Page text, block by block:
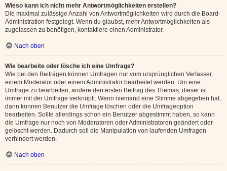
Wieso kann ich nicht mehr Antwortmöglichkeiten erstellen?
Die maximal zulässige Anzahl von Antwortmöglichkeiten wird durch die Board-
Administration festgelegt. Wenn du glaubst, mehr Antwortmöglichkeiten als
zugelassen zu benötigen, kontaktiere einen Administrator.
Nach oben
Wie bearbeite oder lösche ich eine Umfrage?
Wie bei den Beiträgen können Umfragen nur vom ursprünglichen Verfasser,
einem Moderator oder einem Administrator bearbeitet werden. Um eine
Umfrage zu bearbeiten, ändere den ersten Beitrag des Themas; dieser ist
immer mit der Umfrage verknüpft. Wenn niemand eine Stimme abgegeben hat,
dann können Benutzer die Umfrage löschen oder die Umfrageoption
bearbeiten. Sollte allerdings schon ein Benutzer abgestimmt haben, so kann
die Umfrage nur noch von Moderatoren oder Administratoren geändert oder
gelöscht werden. Dadurch soll die Manipulation von laufenden Umfragen
verhindert werden.
Nach oben